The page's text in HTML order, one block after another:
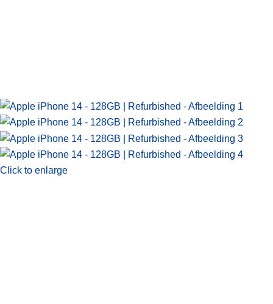
Click to enlarge